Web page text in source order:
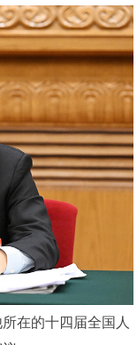
在的十四届全国人